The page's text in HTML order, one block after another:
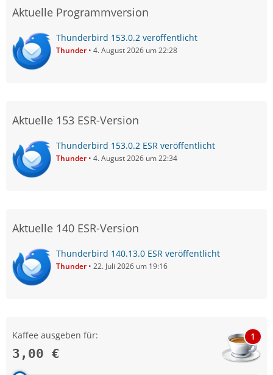
Aktuelle Programmversion
Thunderbird 153.0.2 veröffentlicht
Thunder 4. August 2026 um 22:28
Aktuelle 153 ESR-Version
Thunderbird 153.0.2 ESR veröffentlicht
Thunder 4. August 2026 um 22:34
Aktuelle 140 ESR-Version
Thunderbird 140.13.0 ESR veröffentlicht
Thunder 22. Juli 2026 um 19:16
Kaffee ausgeben für:
3,00 €
1